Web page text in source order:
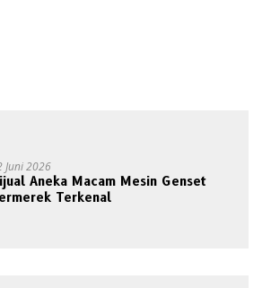
Juni 2026
Aneka Macam Mesin Genset
Terkenal